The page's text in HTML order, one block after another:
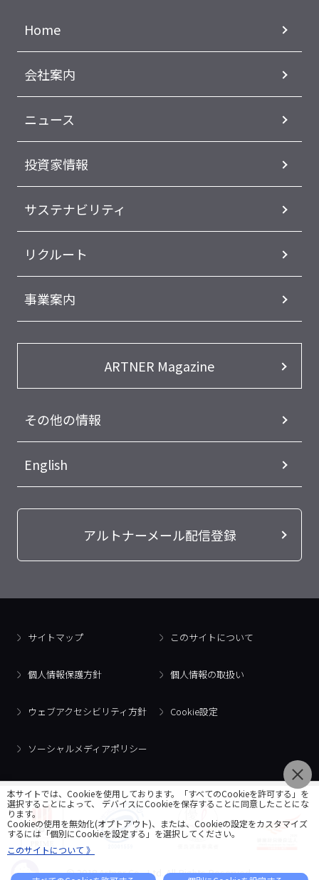
Home
会社案内
ニュース
投資家情報
サステナビリティ
リクルート
事業案内
ARTNER Magazine
その他の情報
English
アルトナーメール配信登録
サイトマップ このサイトについて
個人情報保護方針 個人情報の取扱い
ウェブアクセシビリティ方針 Cookie設定
ソーシャルメディアポリシー
© 2018 Artner Co., Ltd. All Rights Reserved.
本サイトでは、Cookieを使用しております。「すべてのCookieを許可する」を
選択することによって、 デバイスにCookieを保存することに同意したことにな
ります。
Cookieの使用を無効化(オプトアウト)、または、Cookieの設定をカスタマイズ
するには「個別にCookieを設定する」を選択してください。
このサイトについて 》